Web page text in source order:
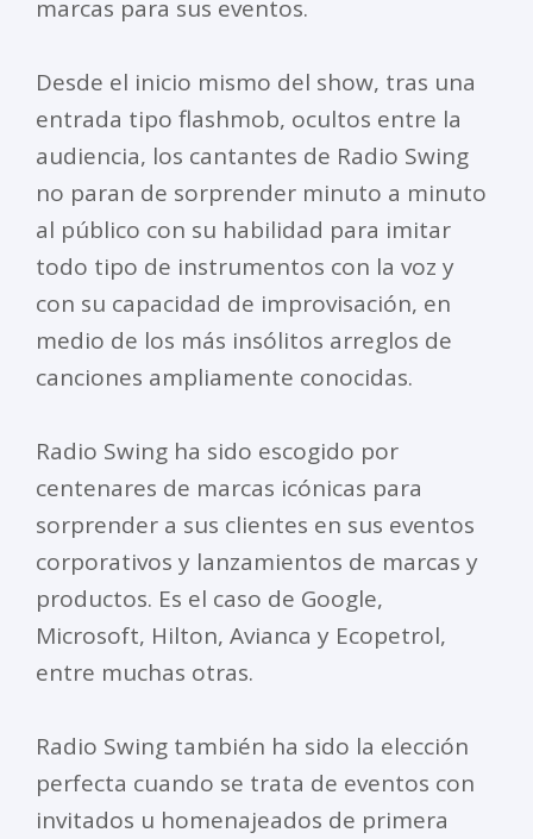
marcas para sus eventos.
Desde el inicio mismo del show, tras una
entrada tipo flashmob, ocultos entre la
audiencia, los cantantes de Radio Swing
no paran de sorprender minuto a minuto
al público con su habilidad para imitar
todo tipo de instrumentos con la voz y
con su capacidad de improvisación, en
medio de los más insólitos arreglos de
canciones ampliamente conocidas.
Radio Swing ha sido escogido por
centenares de marcas icónicas para
sorprender a sus clientes en sus eventos
corporativos y lanzamientos de marcas y
productos. Es el caso de Google,
Microsoft, Hilton, Avianca y Ecopetrol,
entre muchas otras.
Radio Swing también ha sido la elección
perfecta cuando se trata de eventos con
invitados u homenajeados de primera